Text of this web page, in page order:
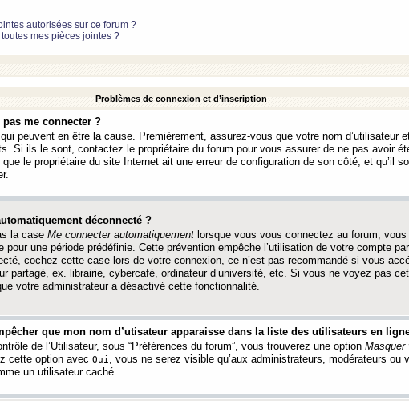
autorisées sur ce forum ?
mes pièces jointes ?
Problèmes de connexion et d’inscription
me connecter ?
peuvent en être la cause. Premièrement, assurez-vous que votre nom d’utilisateur
Si ils le sont, contactez le propriétaire du forum pour vous assurer de ne pas avoir
le propriétaire du site Internet ait une erreur de configuration de son côté, et qu’il
déconnecté ?
la case Me connecter automatiquement lorsque vous vous connectez au forum, vous
pour une période prédéfinie. Cette prévention empêche l’utilisation de votre compte par
cochez cette case lors de votre connexion, ce n’est pas recommandé si vous
partagé, ex. librairie, cybercafé, ordinateur d’université, etc. Si vous ne voyez pas
votre administrateur a désactivé cette fonctionnalité.
que mon nom d’utisateur apparaisse dans la liste des utilisateurs en
de l’Utilisateur, sous “Préférences du forum”, vous trouverez une option Masquer
cette option avec Oui , vous ne serez visible qu’aux administrateurs, modérateurs ou
un utilisateur caché.